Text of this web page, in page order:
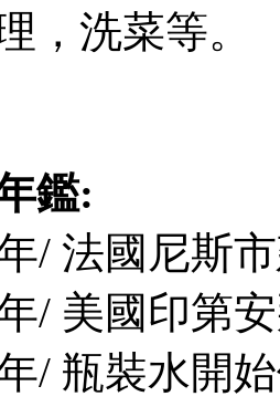
，洗菜等。
鑑:
/ 法國尼斯
/ 美國印第
/ 瓶裝水開